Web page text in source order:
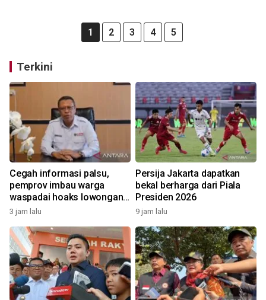
1 2 3 4 5
Terkini
Cegah informasi palsu,
pemprov imbau warga
waspadai hoaks lowongan
kerja Blok Masela
3 jam lalu
Persija Jakarta dapatkan
bekal berharga dari Piala
Presiden 2026
9 jam lalu